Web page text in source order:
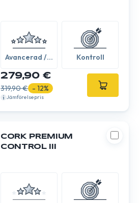
Avancerad /
Kontroll
279,90 €
319,90 € - 12%
Jämförelsepris
CORK PREMIUM
CONTROL III